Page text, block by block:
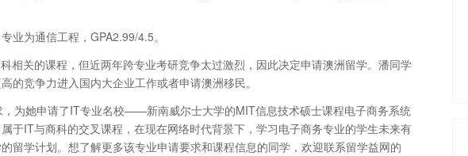
业为通信工程，GPA2.99/4.5。
相关的课程，但近两年跨专业考研竞争太过激烈，因此决定申请澳洲留学。潘同学
的竞争力进入国内大企业工作或者申请澳洲移民。
为她申请了IT专业名校——新南威尔士大学的MIT信息技术硕士课程电子商务系统
于IT与商科的交叉课程，在现在网络时代背景下，学习电子商务专业的学生未来有
留学计划。想了解更多该专业申请要求和课程信息的同学，欢迎联系留学益网的